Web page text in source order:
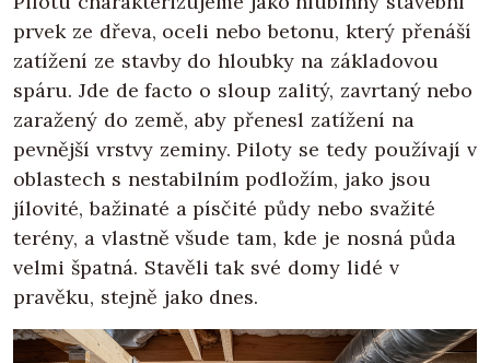
prvek ze dřeva, oceli nebo betonu, který přenáší
zatížení ze stavby do hloubky na základovou
spáru. Jde de facto o sloup zalitý, zavrtaný nebo
zaražený do země, aby přenesl zatížení na
pevnější vrstvy zeminy. Piloty se tedy používají v
oblastech s nestabilním podložím, jako jsou
jílovité, bažinaté a písčité půdy nebo svažité
terény, a vlastně všude tam, kde je nosná půda
velmi špatná. Stavěli tak své domy lidé v
pravěku, stejně jako dnes.